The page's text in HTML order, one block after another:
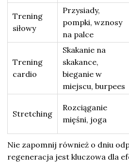
Trening
siłowy
Przysiady,
pompki, wznosy
na palce
Trening
cardio
Skakanie na
skakance,
bieganie w
miejscu, burpees
Stretching
Rozciąganie
mięśni, joga
Nie zapomnij również o dniu
regeneracja jest kluczowa dla